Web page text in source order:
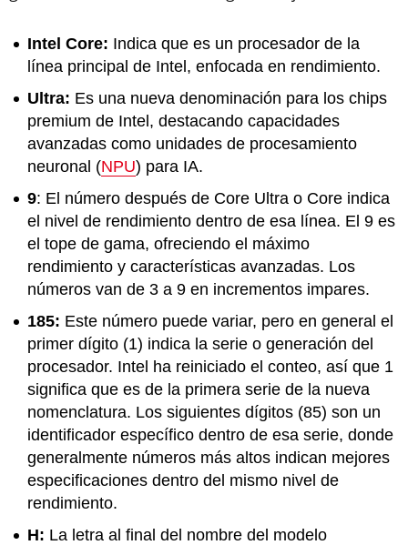
Intel Core: Indica que es un procesador de la
línea principal de Intel, enfocada en rendimiento.
Ultra: Es una nueva denominación para los chips
premium de Intel, destacando capacidades
avanzadas como unidades de procesamiento
neuronal (NPU) para IA.
9: El número después de Core Ultra o Core indica
el nivel de rendimiento dentro de esa línea. El 9 es
el tope de gama, ofreciendo el máximo
rendimiento y características avanzadas. Los
números van de 3 a 9 en incrementos impares.
185: Este número puede variar, pero en general el
primer dígito (1) indica la serie o generación del
procesador. Intel ha reiniciado el conteo, así que 1
significa que es de la primera serie de la nueva
nomenclatura. Los siguientes dígitos (85) son un
identificador específico dentro de esa serie, donde
generalmente números más altos indican mejores
especificaciones dentro del mismo nivel de
rendimiento.
H: La letra al final del nombre del modelo